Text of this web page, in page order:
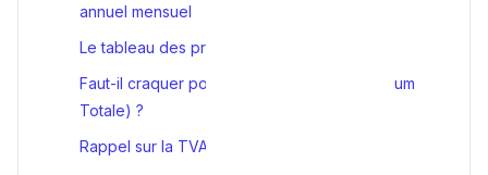
annuel mensuel
Le tableau des prix réels à Bruxelles lissés
Faut-il craquer pour les contrats All-in (Omnium
Totale) ?
Rappel sur la TVA réduite (6% ou 21%)